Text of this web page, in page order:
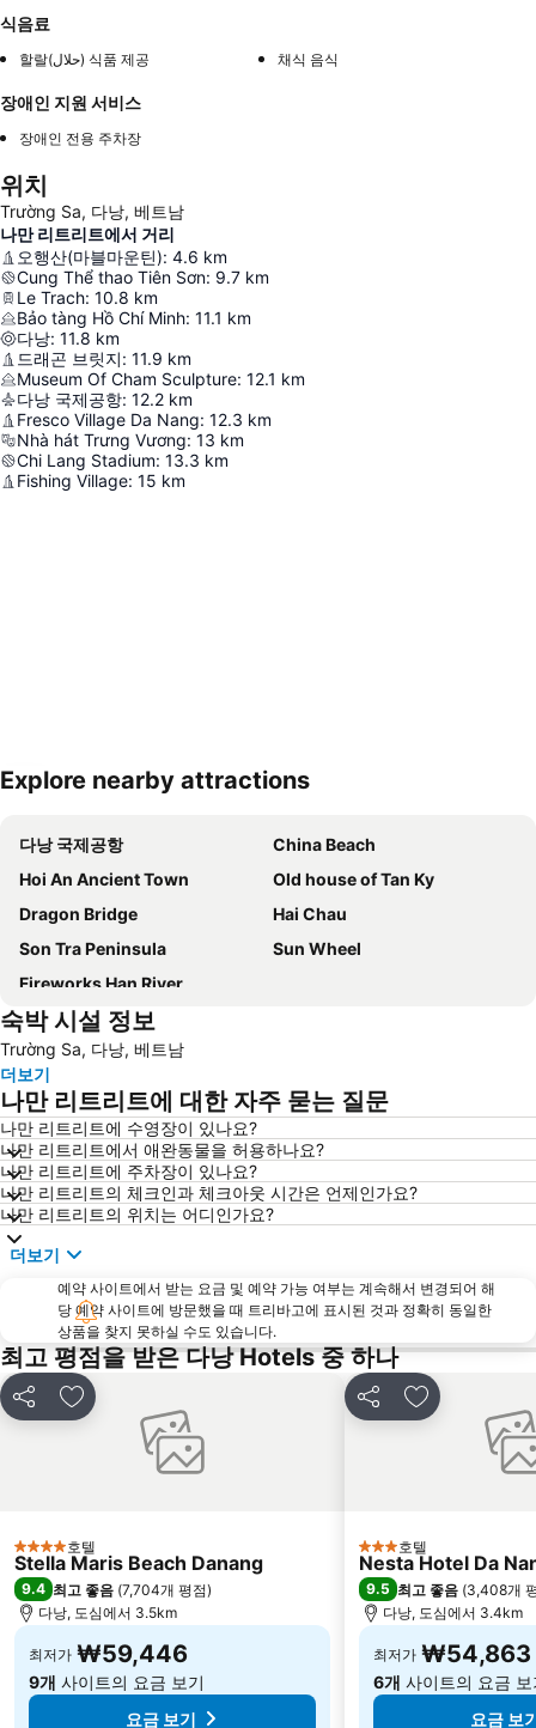
식음료
할랄(حلال) 식품 제공 채식 음식
장애인 지원 서비스
장애인 전용 주차장
위치
Trường Sa, 다낭, 베트남
나만 리트리트에서 거리
오행산(마블마운틴): 4.6 km
Cung Thể thao Tiên Sơn: 9.7 km
Le Trach: 10.8 km
Bảo tàng Hồ Chí Minh: 11.1 km
다낭: 11.8 km
드래곤 브릿지: 11.9 km
Museum Of Cham Sculpture: 12.1 km
다낭 국제공항: 12.2 km
Fresco Village Da Nang: 12.3 km
Nhà hát Trưng Vương: 13 km
Chi Lang Stadium: 13.3 km
Fishing Village: 15 km
Explore nearby attractions
다낭 국제공항
China Beach
Hoi An Ancient Town
Old house of Tan Ky
Dragon Bridge
Hai Chau
Son Tra Peninsula
Sun Wheel
Fireworks Han River
숙박 시설 정보
Trường Sa, 다낭, 베트남
더보기
나만 리트리트에 대한 자주 묻는 질문
나만 리트리트에 수영장이 있나요?
나만 리트리트에서 애완동물을 허용하나요?
나만 리트리트에 주차장이 있나요?
나만 리트리트의 체크인과 체크아웃 시간은 언제인가요?
나만 리트리트의 위치는 어디인가요?
더보기
예약 사이트에서 받는 요금 및 예약 가능 여부는 계속해서 변경되어 해
당 예약 사이트에 방문했을 때 트리바고에 표시된 것과 정확히 동일한
상품을 찾지 못하실 수도 있습니다.
최고 평점을 받은 다낭 Hotels 중 하나
공유 즐겨찾기에 추가
4 성급 호텔
Stella Maris Beach Danang
9.4 최고 좋음 (7,704개 평점)
다낭, 도심에서 3.5km
최저가 ₩59,446
9개 사이트의 요금 보기
요금 보기
공유 즐겨찾기에
3 성급호텔
Nesta Hotel Da
9.5 최고 좋음 (3,408개
다낭, 도심에서 3.4km
최저가 ₩54,863
6개 사이트의 요금 보
요금 보